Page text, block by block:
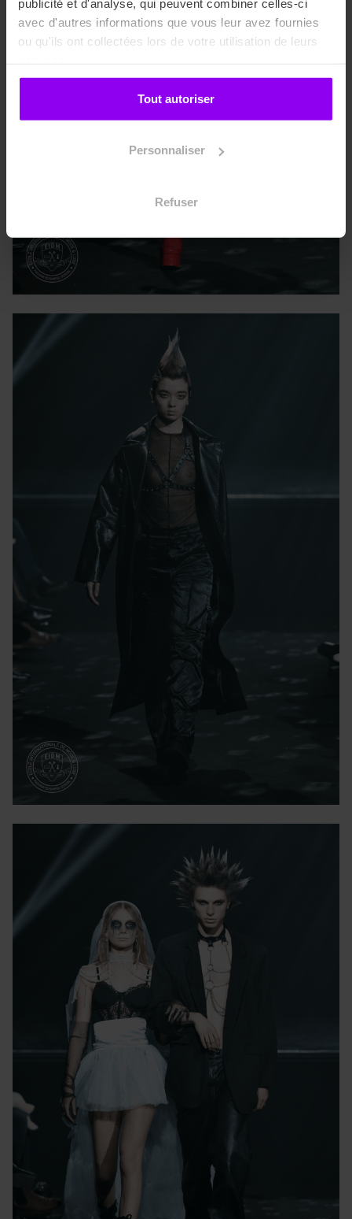
publicité et d'analyse, qui peuvent combiner celles-ci
avec d'autres informations que vous leur avez fournies
ou qu'ils ont collectées lors de votre utilisation de leurs
Tout autoriser
Personnaliser
Refuser